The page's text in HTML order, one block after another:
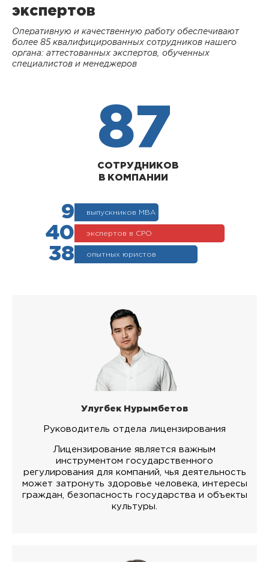
экспертов
Оперативную и качественную работу обеспечивают
более 85 квалифицированных сотрудников нашего
органа: аттестованных экспертов, обученных
специалистов и менеджеров
87
СОТРУДНИКОВ
В КОМПАНИИ
9 выпускников МВА
40 экспертов в СРО
38 опытных юристов
Улугбек Нурымбетов
Руководитель отдела лицензирования
Лицензирование является важным
инструментом государственного
регулирования для компаний, чья деятельность
может затронуть здоровье человека, интересы
граждан, безопасность государства и объекты
культуры.